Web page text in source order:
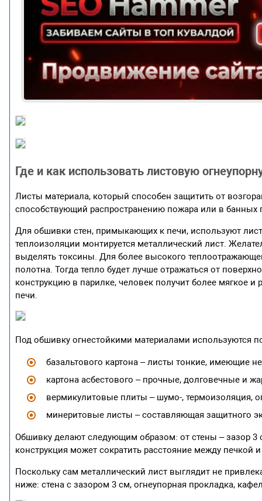
Где и как использовать листовую
Листы материала, который способен защитить от
способствующий распространению пожара или в
Для обшивки стен, примыкающих к печи, используют
теплоизоляции монтируется металлический лист.
выделять токсины. Для более высокого
полотна. Тогда тепло будет лучше отражаться от
конструкцию в парилке, человек получит более мягкое
печи.
Под обшивку огнестойкими материалами используются
базальтового картона – листы тонкие, имеющие
картона асбестового – прочные, долговечные и
вермикулитовые плиты – шумо-, термоизоляция,
минеритовые листы – составляющая защитного
Обшивку делают следующим образом: от стены – зазор
конструкция может сократить расстояние между печкой
Поскольку сам металлический лист выглядит не
ниже: стена с зазором 3 см, огнеупорная прокладка,